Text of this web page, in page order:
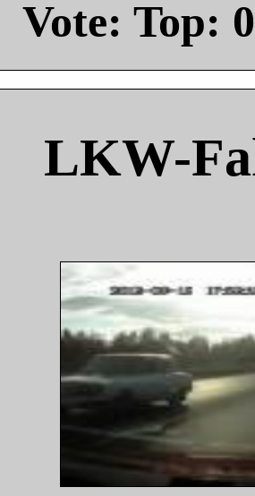
Vote: Top: 0
LKW-